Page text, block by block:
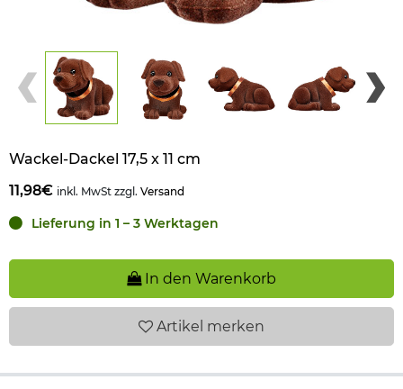
Wackel-Dackel 17,5 x 11 cm
11,98€ inkl. MwSt zzgl. Versand
Lieferung in 1 – 3 Werktagen
In den Warenkorb
Artikel merken